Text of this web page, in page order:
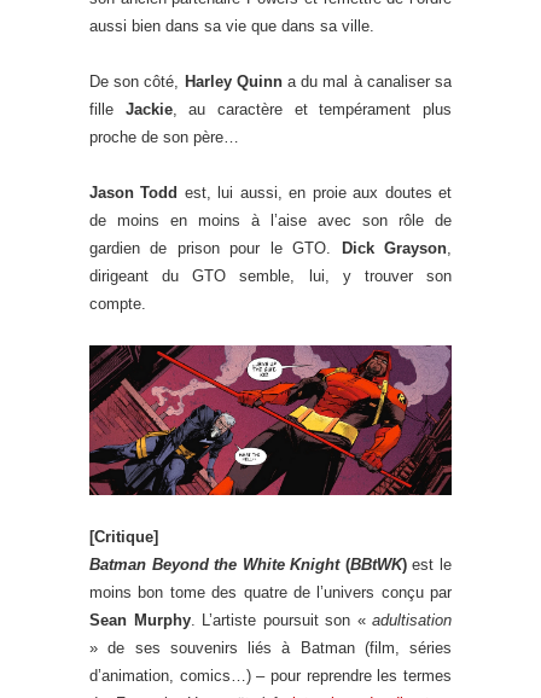
aussi bien dans sa vie que dans sa ville.
De son côté, Harley Quinna du mal à canaliser sa
fille Jackie, au caractère et tempérament plus
proche de son père…
Jason Todd est, lui aussi, en proie aux doutes et
de moins en moins à l’aise avec son rôle de
gardien de prison pour le GTO.
Dick Grayson,
dirigeant du GTO semble, lui, y trouver son
compte.
[Critique]
Batman Beyond the White Knight(BBtWK)est le
moins bon tome des quatre de l’univers conçu par
Sean Murphy. L’artiste poursuit son « adultisation
» de ses souvenirs liés à Batman (film, séries
d’animation, comics…) – pour reprendre les termes